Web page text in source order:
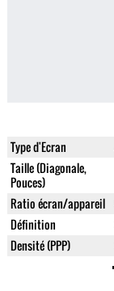
Type d'Ecran
Taille (Diagonale,
Pouces)
Ratio écran/appareil
Définition
Densité (PPP)